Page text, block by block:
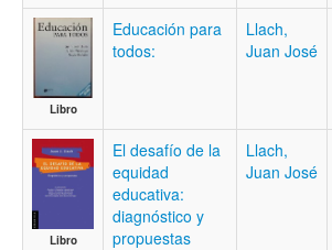
Libro
Educación para
todos:
Llach,
Juan José
Libro
El desafío de la
equidad
educativa:
diagnóstico y
propuestas
Llach,
Juan José